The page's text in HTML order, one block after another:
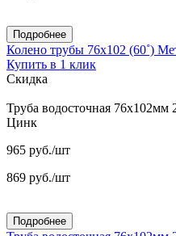
Подробнее
Колено трубы 76x102 (60˚)
Купить в 1 клик
Скидка
Труба водосточная
Цинк
965 руб./шт
869 руб./шт
Подробнее